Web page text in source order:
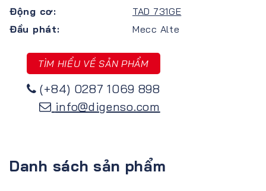
Động cơ:
TAD 731GE
Đầu phát:
Mecc Alte
TÌM HIỂU VỀ SẢN PHẨM
(+84) 0287 1069 898
info@digenso.com
Danh sách sản phẩm